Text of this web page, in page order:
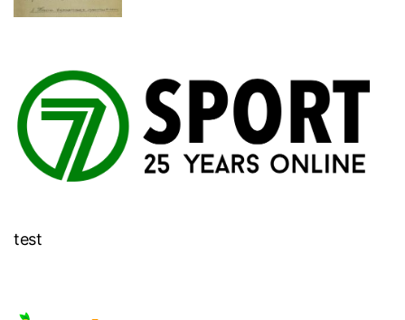
test